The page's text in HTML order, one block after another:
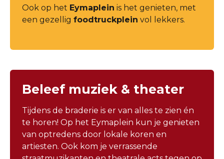
Ook op het Eymaplein is het genieten, met
een gezellig foodtruckplein vol lekkers.
Beleef muziek & theater
Tijdens de braderie is er van alles te zien én
te horen! Op het Eymaplein kun je genieten
van optredens door lokale koren en
artiesten. Ook kom je verrassende